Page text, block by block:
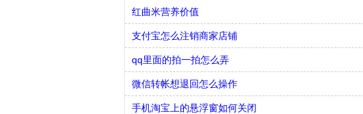
红曲米营养价值
支付宝怎么注销商家店铺
qq里面的拍一拍怎么弄
微信转帐想退回怎么操作
手机淘宝上的悬浮窗如何关闭